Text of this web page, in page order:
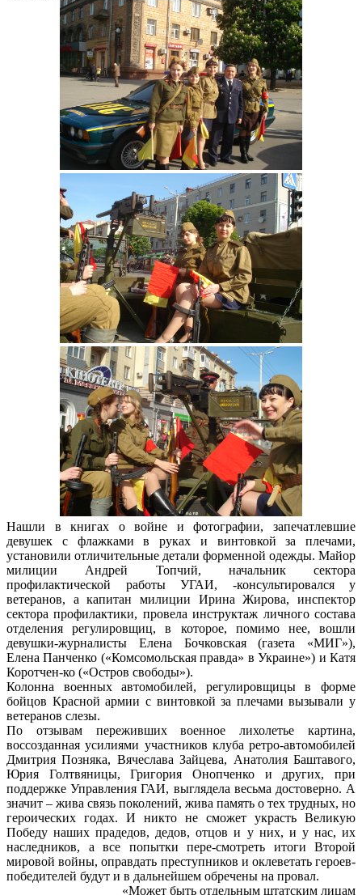
Нашли в книгах о войне и фотографии, запечатлевшие
девушек с флажками в руках и винтовкой за плечами,
установили отличительные детали форменной одежды. Майор
милиции Андрей Топчий, начальник сектора
профилактической работы УГАИ, -консультировался у
ветеранов, а капитан милиции Ирина Жирова, инспектор
сектора профилактики, провела инструктаж личного состава
отделения регулировщиц, в которое, помимо нее, вошли
девушки-журналисты Елена Бочковская (газета «МИГ»),
Елена Панченко («Комсомольская правда» в Украине») и Катя
Коротчен-ко («Остров свободы»).
Колонна военных автомобилей, регулировщицы в форме
бойцов Красной армии с винтовкой за плечами вызывали у
ветеранов слезы.
По отзывам переживших военное лихолетье картина,
воссозданная усилиями участников клуба ретро-автомобилей
Дмитрия Позняка, Вячеслава Зайцева, Анатолия Баштавого,
Юрия Голтвяницы, Григория Онопченко и других, при
поддержке Управления ГАИ, выглядела весьма достоверно. А
значит – жива связь поколений, жива память о тех трудных, но
героических годах. И никто не сможет украсть Великую
Победу наших прадедов, дедов, отцов и у них, и у нас, их
наследников, а все попытки пере-смотреть итоги Второй
мировой войны, оправдать преступников и оклеветать героев-
победителей будут и в дальнейшем обречены на провал.
«Может быть отдельным штатским лицам